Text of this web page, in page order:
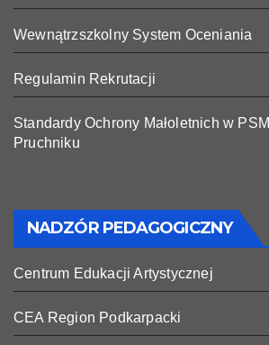
Wewnątrzszkolny System Oceniania
Regulamin Rekrutacji
Standardy Ochrony Małoletnich w
Pruchniku
NADZÓR PEDAGOGICZNY
Centrum Edukacji Artystycznej
CEA Region Podkarpacki